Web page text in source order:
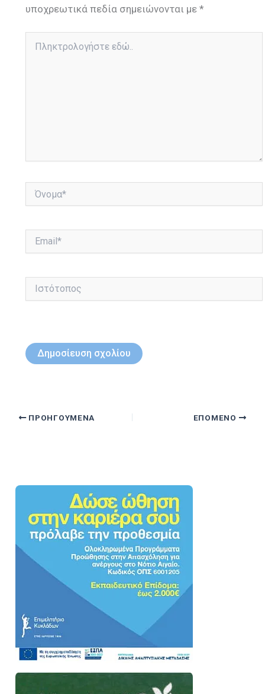
υποχρεωτικά πεδία σημειώνονται με*
εδώ..
Ιστότοπος
ΠΡΟΗΓΟΎΜΕΝΑ ΕΠΌΜΕΝΟ